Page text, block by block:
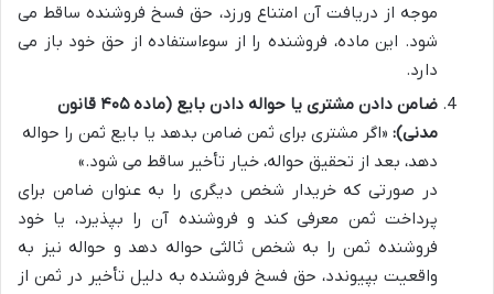
موجه از دریافت آن امتناع ورزد، حق فسخ فروشنده ساقط می
شود. این ماده، فروشنده را از سوءاستفاده از حق خود باز می
دارد.
ضامن دادن مشتری یا حواله دادن بایع (ماده ۴۰۵ قانون
مدنی): «اگر مشتری برای ثمن ضامن بدهد یا بایع ثمن را حواله
دهد، بعد از تحقیق حواله، خیار تأخیر ساقط می شود.»
در صورتی که خریدار شخص دیگری را به عنوان ضامن برای
پرداخت ثمن معرفی کند و فروشنده آن را بپذیرد، یا خود
فروشنده ثمن را به شخص ثالثی حواله دهد و حواله نیز به
واقعیت بپیوندد، حق فسخ فروشنده به دلیل تأخیر در ثمن از